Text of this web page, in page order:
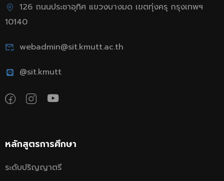
126 ถนนประชาอุทิศ แขวงบางมด เขตทุ่งครุ กรุงเทพฯ
10140
webadmin@sit.kmutt.ac.th
@sit.kmutt
หลักสูตรการศึกษา
ระดับปริญญาตรี